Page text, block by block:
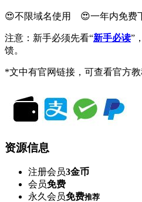
😍不限域名使用 😍一年内免费
注意：新手必须先看“新手必读”
馈。
*文中有官网链接，可查看官方教
资源信息
注册会员3金币
会员免费
永久会员免费推荐